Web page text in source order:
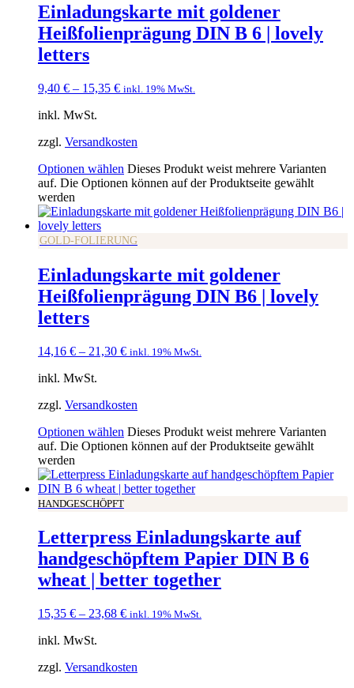
Einladungskarte mit goldener
Heißfolienprägung DIN B 6 | lovely
letters
9,40 € – 15,35 € inkl. 19% MwSt.
inkl. MwSt.
zzgl. Versandkosten
Optionen wählen Dieses Produkt weist mehrere Varianten
auf. Die Optionen können auf der Produktseite gewählt
werden
GOLD-FOLIERUNG
Einladungskarte mit goldener
Heißfolienprägung DIN B6 | lovely
letters
14,16 € – 21,30 € inkl. 19% MwSt.
inkl. MwSt.
zzgl. Versandkosten
Optionen wählen Dieses Produkt weist mehrere Varianten
auf. Die Optionen können auf der Produktseite gewählt
werden
HANDGESCHÖPFT
Letterpress Einladungskarte auf
handgeschöpftem Papier DIN B 6
wheat | better together
15,35 € – 23,68 € inkl. 19% MwSt.
inkl. MwSt.
zzgl. Versandkosten